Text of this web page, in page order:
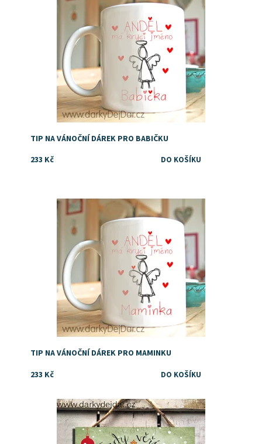
TIP NA VÁNOČNÍ DÁREK PRO BABIČKU
233 Kč
Dostupnost: Skladem
TIP NA VÁNOČNÍ DÁREK PRO MAMINKU
233 Kč